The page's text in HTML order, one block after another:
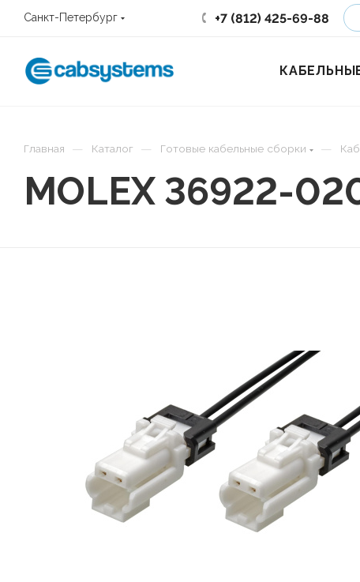
Санкт-Петербург +7 (812) 425-69-88
Главная — Каталог — Готовые кабельные сборки —
MOLEX 36922-